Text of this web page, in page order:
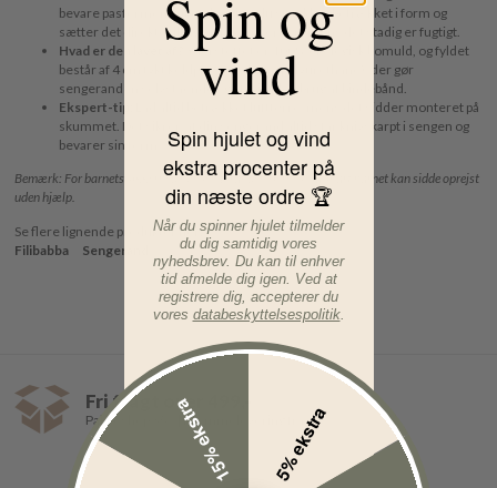
bevare pasformen anbefaler vi, at du strækker betrækket i form og
sætter det direkte tilbage på skumkernen, mens det stadig er fugtigt.
Hvad er den lavet af?
Yderstoffet er 100% økologisk bomuld, og fyldet
består af 4 cm tykt koldpresset skum (polyurethane), der gør
sengeranden selvstående og stabil uden brug af bindebånd.
Ekspert-tip:
Lad altid betrækket lufttørre, mens det sidder monteret på
skummet. Det sikrer, at din sengerand altid står knivskarpt i sengen og
bevarer sin form.
Bemærk: For barnets sikkerhed bør sengeranden fjernes, så snart barnet kan sidde oprejst
uden hjælp.
Se flere lignende produkter her:
Filibabba
Sengerand
Fri fragt over 499,-
Pakkeshop 35,- | Hjemmelevering fra 39,-
Spin og
vind
Spin hjulet og vind
ekstra procenter på
din næste ordre 🏆
Når du spinner hjulet tilmelder
du dig samtidig vores
nyhedsbrev. Du kan til enhver
tid afmelde dig igen. Ved at
registrere dig, accepterer du
vores databeskyttelsespolitik.
5% ekstra
15% ekstra